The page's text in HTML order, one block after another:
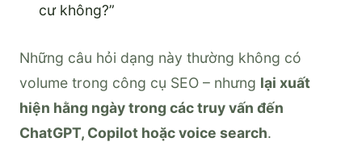
cư không?”
Những câu hỏi dạng này thường không có
volume trong công cụ SEO – nhưng lại xuất
hiện hằng ngày trong các truy vấn đến
ChatGPT, Copilot hoặc voice search.